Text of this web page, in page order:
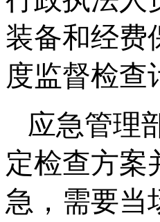
装备和经费
度监督检查
应急管理
定检查方案
急，需要当